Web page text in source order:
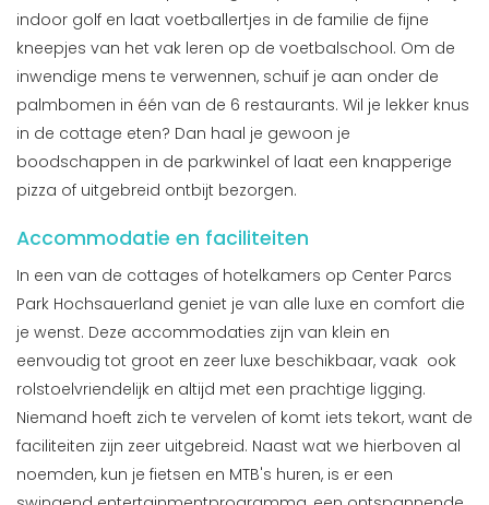
indoor golf en laat voetballertjes in de familie de fijne
kneepjes van het vak leren op de voetbalschool. Om de
inwendige mens te verwennen, schuif je aan onder de
palmbomen in één van de 6 restaurants. Wil je lekker knus
in de cottage eten? Dan haal je gewoon je
boodschappen in de parkwinkel of laat een knapperige
pizza of uitgebreid ontbijt bezorgen.
Accommodatie en faciliteiten
In een van de cottages of hotelkamers op Center Parcs
Park Hochsauerland geniet je van alle luxe en comfort die
je wenst. Deze accommodaties zijn van klein en
eenvoudig tot groot en zeer luxe beschikbaar, vaak ook
rolstoelvriendelijk en altijd met een prachtige ligging.
Niemand hoeft zich te vervelen of komt iets tekort, want de
faciliteiten zijn zeer uitgebreid. Naast wat we hierboven al
noemden, kun je fietsen en MTB's huren, is er een